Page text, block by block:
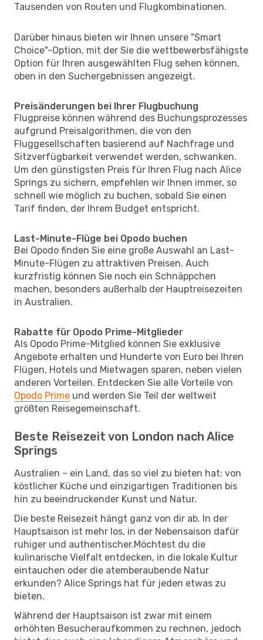
Tausenden von Routen und Flugkombinationen.
Darüber hinaus bieten wir Ihnen unsere "Smart
Choice"-Option, mit der Sie die wettbewerbsfähigste
Option für Ihren ausgewählten Flug sehen können,
oben in den Suchergebnissen angezeigt.
Preisänderungen bei Ihrer Flugbuchung
Flugpreise können während des Buchungsprozesses
aufgrund Preisalgorithmen, die von den
Fluggesellschaften basierend auf Nachfrage und
Sitzverfügbarkeit verwendet werden, schwanken.
Um den günstigsten Preis für Ihren Flug nach Alice
Springs zu sichern, empfehlen wir Ihnen immer, so
schnell wie möglich zu buchen, sobald Sie einen
Tarif finden, der Ihrem Budget entspricht.
Last-Minute-Flüge bei Opodo buchen
Bei Opodo finden Sie eine große Auswahl an Last-
Minute-Flügen zu attraktiven Preisen. Auch
kurzfristig können Sie noch ein Schnäppchen
machen, besonders außerhalb der Hauptreisezeiten
in Australien.
Rabatte für Opodo Prime-Mitglieder
Als Opodo Prime-Mitglied können Sie exklusive
Angebote erhalten und Hunderte von Euro bei Ihren
Flügen, Hotels und Mietwagen sparen, neben vielen
anderen Vorteilen. Entdecken Sie alle Vorteile von
Opodo Prime und werden Sie Teil der weltweit
größten Reisegemeinschaft.
Beste Reisezeit von London nach Alice
Springs
Australien – ein Land, das so viel zu bieten hat: von
köstlicher Küche und einzigartigen Traditionen bis
hin zu beeindruckender Kunst und Natur.
Die beste Reisezeit hängt ganz von dir ab. In der
Hauptsaison ist mehr los, in der Nebensaison dafür
ruhiger und authentischer.Möchtest du die
kulinarische Vielfalt entdecken, in die lokale Kultur
eintauchen oder die atemberaubende Natur
erkunden? Alice Springs hat für jeden etwas zu
bieten.
Während der Hauptsaison ist zwar mit einem
erhöhten Besucheraufkommen zu rechnen, jedoch